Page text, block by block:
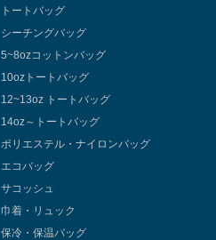
トートバッグ
シーチングバッグ
5~8ozコットンバッグ
10ozトートバッグ
12~13oz トートバッグ
14oz～トートバッグ
ポリエステル・ナイロンバッグ
エコバッグ
サコッシュ
巾着・リュック
保冷・保温バッグ